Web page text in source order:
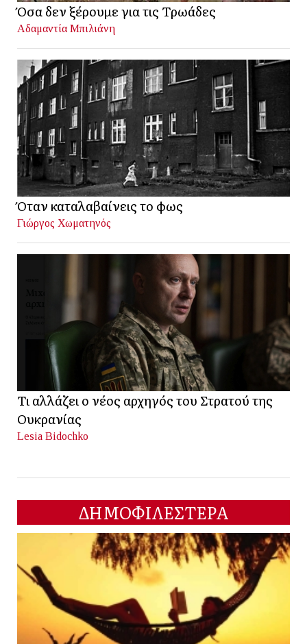
Όσα δεν ξέρουμε για τις Τρωάδες
Αδαμαντία Μπιλιάνη
Όταν καταλαβαίνεις το φως
Γιώργος Χωματηνός
Τι αλλάζει ο νέος αρχηγός του Στρατού της
Ουκρανίας
Lesia Bidochko
ΔΗΜΟΦΙΛΕΣΤΕΡΑ